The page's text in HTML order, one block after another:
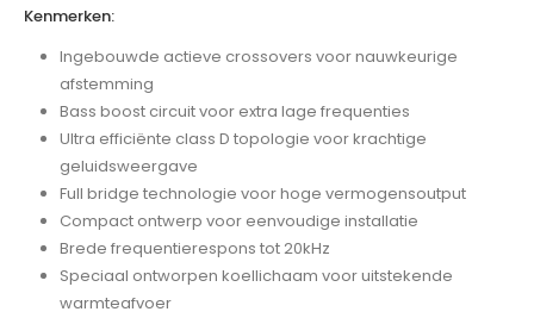
Kenmerken:
Ingebouwde actieve crossovers voor nauwkeurige
afstemming
Bass boost circuit voor extra lage frequenties
Ultra efficiënte class D topologie voor krachtige
geluidsweergave
Full bridge technologie voor hoge vermogensoutput
Compact ontwerp voor eenvoudige installatie
Brede frequentierespons tot 20kHz
Speciaal ontworpen koellichaam voor uitstekende
warmteafvoer